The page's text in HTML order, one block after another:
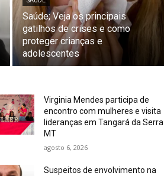
Saúde; Veja os principais
gatilhos de crises e como
proteger crianças e
adolescentes
Virginia Mendes participa de
encontro com mulheres e visita
lideranças em Tangará da Serra I
MT
agosto 6, 2026
Suspeitos de envolvimento na